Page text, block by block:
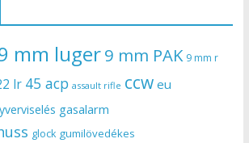
mm luger9 mm PAK 9 mm r
lr 45 acp assault rifle ccw eu
gasalarm
glock gumilövedékes